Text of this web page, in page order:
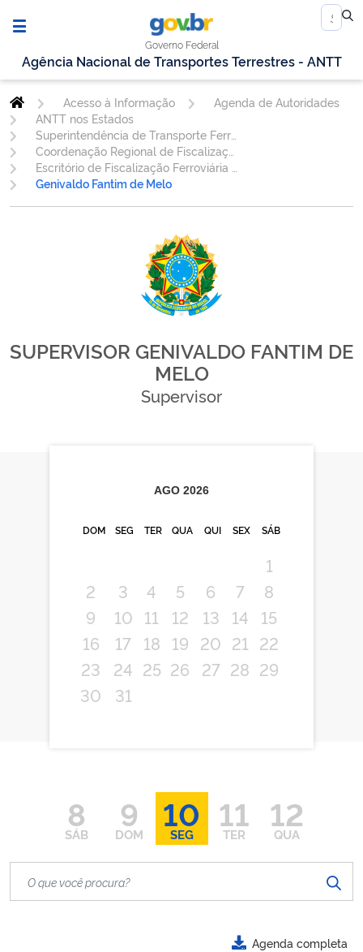
Governo Federal
Agência Nacional de Transportes Terrestres - ANTT
Acesso à Informação
Agenda de Autoridades
ANTT nos Estados
Superintendência de Transporte Ferroviário.
Genivaldo Fantim de Melo
SUPERVISOR GENIVALDO FANTIM DE
MELO
Supervisor
AGO 2026
DOM SEG TER QUA QUI SEX SÁB
1
2
3 4 5 6 7
8
9
10 11 12 13 14
15
16
17 18 19 20 21
22
23
24 25 26 27 28 29
30
31
8
SÁB
9
DOM
10
SEG
11
TER
12
QUA
Agenda completa